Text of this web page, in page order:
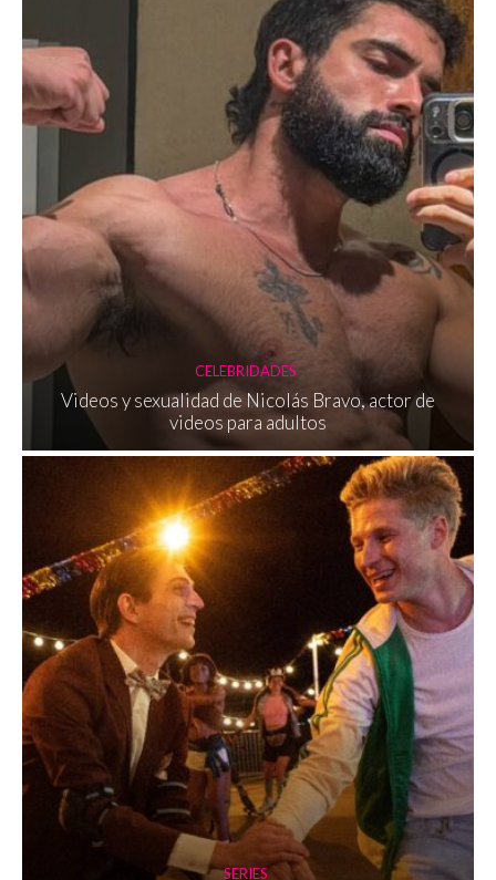
CELEBRIDADES
Videos y sexualidad de Nicolás Bravo, actor de
videos para adultos
SERIES